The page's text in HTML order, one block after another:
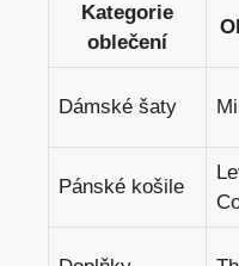
Kategorie
oblečení
Dámské šaty
Pánské košile